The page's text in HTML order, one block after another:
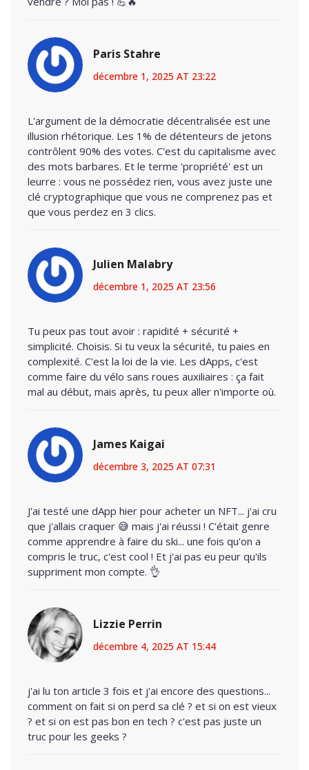
Paris Stahre
décembre 1, 2025 AT 23:22
L'argument de la démocratie décentralisée est une
illusion rhétorique. Les 1% de détenteurs de jetons
contrôlent 90% des votes. C'est du capitalisme avec
des mots barbares. Et le terme 'propriété' est un
leurre : vous ne possédez rien, vous avez juste une
clé cryptographique que vous ne comprenez pas et
que vous perdez en 3 clics.
Julien Malabry
décembre 1, 2025 AT 23:56
Tu peux pas tout avoir : rapidité + sécurité +
simplicité. Choisis. Si tu veux la sécurité, tu paies en
complexité. C'est la loi de la vie. Les dApps, c'est
comme faire du vélo sans roues auxiliaires : ça fait
mal au début, mais après, tu peux aller n'importe où.
James Kaigai
décembre 3, 2025 AT 07:31
J'ai testé une dApp hier pour acheter un NFT... j'ai cru
que j'allais craquer 😅 mais j'ai réussi ! C'était genre
comme apprendre à faire du ski... une fois qu'on a
compris le truc, c'est cool ! Et j'ai pas eu peur qu'ils
suppriment mon compte. 👌
Lizzie Perrin
décembre 4, 2025 AT 15:44
j'ai lu ton article 3 fois et j'ai encore des questions...
comment on fait si on perd sa clé ? et si on est vieux
? et si on est pas bon en tech ? c'est pas juste un
truc pour les geeks ?